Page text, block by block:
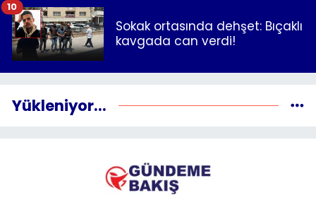
Sokak ortasında dehşet: Bıçaklı
kavgada can verdi!
10
Yükleniyor...